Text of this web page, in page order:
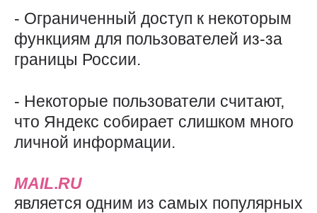
- Ограниченный доступ к некоторым
функциям для пользователей из-за
границы России.
- Некоторые пользователи считают,
что Яндекс собирает слишком много
личной информации.
MAIL.RU
является одним из самых популярных